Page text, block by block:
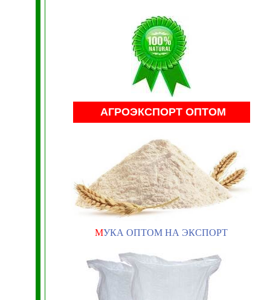
АГРОЭКСПОРТ ОПТОМ
МУКА ОПТОМ НА ЭКСПОРТ